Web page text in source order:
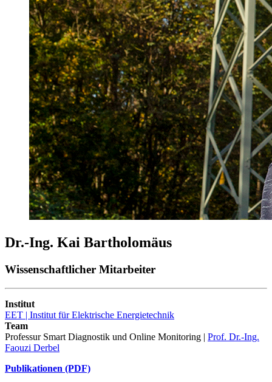
Dr.-Ing. Kai Bartholomäus
Wissenschaftlicher Mitarbeiter
Institut
EET | Institut für Elektrische Energietechnik
Team
Professur Smart Diagnostik und Online Monitoring | Prof. Dr.-Ing.
Faouzi Derbel
Publikationen (PDF)